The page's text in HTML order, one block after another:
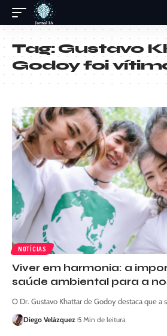
Tag:Gustavo
Godoy foi
NOTÍCIAS
Viver em harmonia: a
saúde ambiental para a
O Dr. Gustavo Khattar de Godoy destaca que a
Diego Velázquez 5 Min de leitura